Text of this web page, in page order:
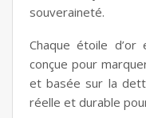
souveraineté.
Chaque étoile
conçue pour
et basée sur la
réelle et durable